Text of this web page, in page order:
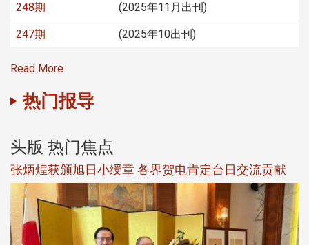
248期 (2025年11月出刊)
247期 (2025年10出刊)
Read More
热门报导
头版 热门焦点
张炳煌获颁旭日小绶章 各界贺电肯定台日交流贡献